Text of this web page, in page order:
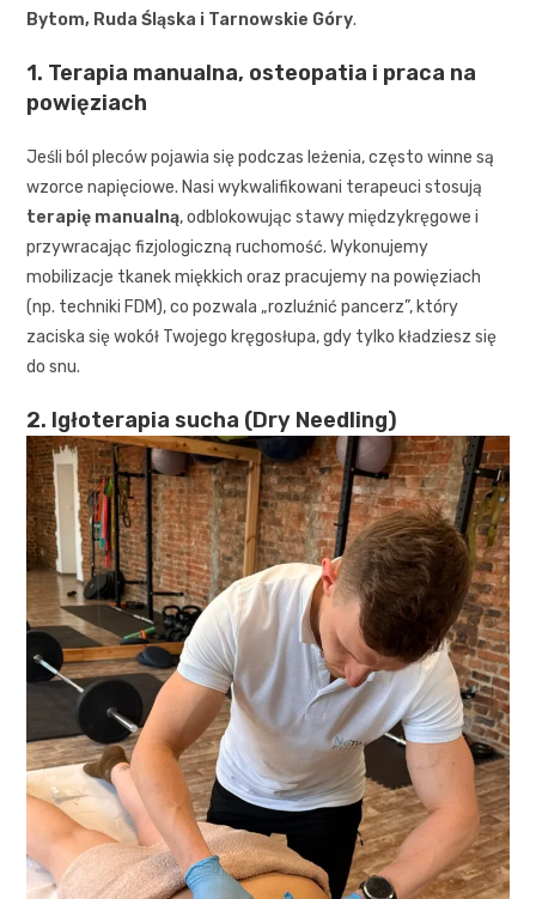
Bytom, Ruda Śląska i Tarnowskie Góry.
1. Terapia manualna, osteopatia i praca na
powięziach
Jeśli ból pleców pojawia się podczas leżenia, często winne są
wzorce napięciowe. Nasi wykwalifikowani terapeuci stosują
terapię manualną, odblokowując stawy międzykręgowe i
przywracając fizjologiczną ruchomość. Wykonujemy
mobilizacje tkanek miękkich oraz pracujemy na powięziach
(np. techniki FDM), co pozwala „rozluźnić pancerz”, który
zaciska się wokół Twojego kręgosłupa, gdy tylko kładziesz się
do snu.
2. Igłoterapia sucha (Dry Needling)